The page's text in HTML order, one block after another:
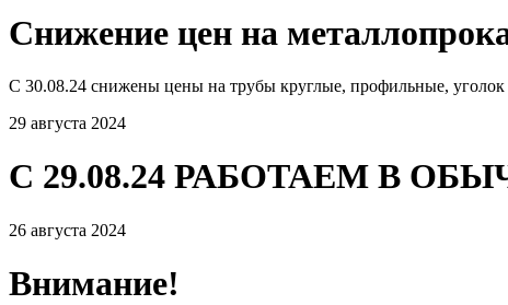
Снижение цен на
С 30.08.24 снижены цены на трубы круглые, профильные, уголок
29 августа 2024
С 29.08.24 РАБОТАЕМ В
26 августа 2024
Внимание!